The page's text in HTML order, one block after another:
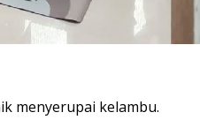
menyerupai kelambu.